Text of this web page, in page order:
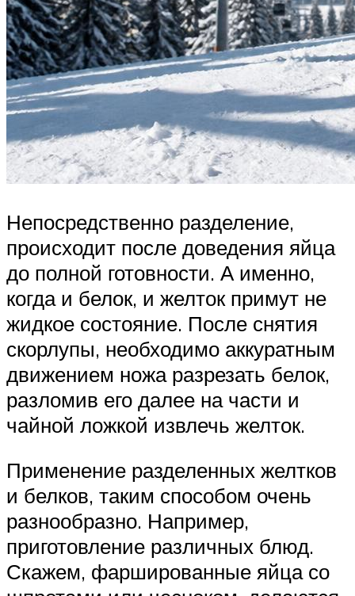
Непосредственно разделение,
происходит после доведения яйца
до полной готовности. А именно,
когда и белок, и желток примут не
жидкое состояние. После снятия
скорлупы, необходимо аккуратным
движением ножа разрезать белок,
разломив его далее на части и
чайной ложкой извлечь желток.
Применение разделенных желтков
и белков, таким способом очень
разнообразно. Например,
приготовление различных блюд.
Скажем, фаршированные яйца со